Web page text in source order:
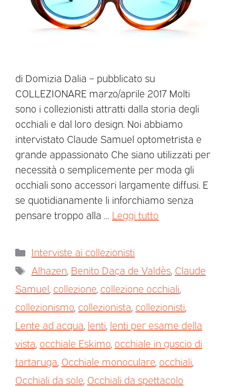
di Domizia Dalia – pubblicato su
COLLEZIONARE marzo/aprile 2017 Molti
sono i collezionisti attratti dalla storia degli
occhiali e dal loro design. Noi abbiamo
intervistato Claude Samuel optometrista e
grande appassionato Che siano utilizzati per
necessità o semplicemente per moda gli
occhiali sono accessori largamente diffusi. E
se quotidianamente li inforchiamo senza
pensare troppo alla … Leggi tutto
Interviste ai collezionisti
Alhazen, Benito Daça de Valdès, Claude
Samuel, collezione, collezione occhiali,
collezionismo, collezionista, collezionisti,
Lente ad acqua, lenti, lenti per esame della
vista, occhiale Eskimo, occhiale in guscio di
tartaruga, Occhiale monoculare, occhiali,
Occhiali da sole, Occhiali da spettacolo